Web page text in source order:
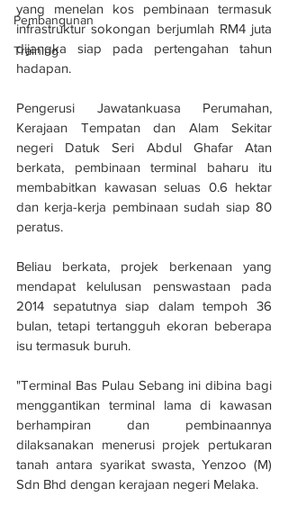
Pembangunan
Training
yang menelan kos pembinaan termasuk
infrastruktur sokongan berjumlah RM4 juta
dijangka siap pada pertengahan tahun
hadapan.
Pengerusi Jawatankuasa Perumahan,
Kerajaan Tempatan dan Alam Sekitar
negeri Datuk Seri Abdul Ghafar Atan
berkata, pembinaan terminal baharu itu
membabitkan kawasan seluas 0.6 hektar
dan kerja-kerja pembinaan sudah siap 80
peratus.
Beliau berkata, projek berkenaan yang
mendapat kelulusan penswastaan pada
2014 sepatutnya siap dalam tempoh 36
bulan, tetapi tertangguh ekoran beberapa
isu termasuk buruh.
"Terminal Bas Pulau Sebang ini dibina bagi
menggantikan terminal lama di kawasan
berhampiran dan pembinaannya
dilaksanakan menerusi projek pertukaran
tanah antara syarikat swasta, Yenzoo (M)
Sdn Bhd dengan kerajaan negeri Melaka.